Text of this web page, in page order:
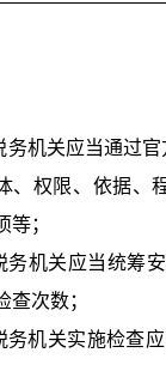
务机关应当通过
、权限、依据、
等；
务机关应当统筹
查次数；
务机关实施检查